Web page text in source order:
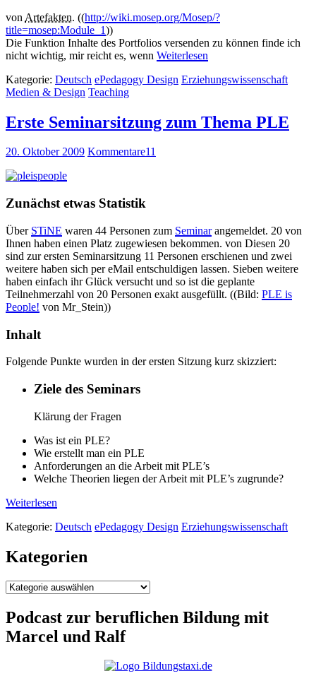
von Artefakten. ((http://wiki.mosep.org/Mosep/?
title=mosep:Module_1))
Die Funktion Inhalte des Portfolios versenden zu können finde ich
nicht wichtig, mir reicht es, wenn Weiterlesen
Kategorie: Deutsch ePedagogy Design Erziehungswissenschaft
Medien & Design Teaching
Erste Seminarsitzung zum Thema PLE
20. Oktober 2009 Kommentare11
Zunächst etwas Statistik
Über STiNE waren 44 Personen zum Seminarangemeldet. 20 von
Ihnen haben einen Platz zugewiesen bekommen. von Diesen 20
sind zur ersten Seminarsitzung 11 Personen erschienen und zwei
weitere haben sich per eMail entschuldigen lassen. Sieben weitere
haben einfach ihr Glück versucht und so ist die geplante
Teilnehmerzahl von 20 Personen exakt ausgefüllt. ((Bild: PLE is
People! von Mr_Stein))
Inhalt
Folgende Punkte wurden in der ersten Sitzung kurz skizziert:
Ziele des Seminars
Klärung der Fragen
Was ist ein PLE?
Wie erstellt man ein PLE
Anforderungen an die Arbeit mit PLE’s
Welche Theorien liegen der Arbeit mit PLE’s zugrunde?
Weiterlesen
Kategorie: Deutsch ePedagogy Design Erziehungswissenschaft
Kategorien
Kategorien
Podcast zur beruflichen Bildung mit
Marcel und Ralf